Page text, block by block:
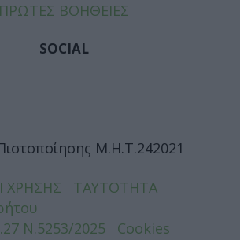
ΠΡΩΤΕΣ ΒΟΗΘΕΙΕΣ
SOCIAL
Μ.Η.Τ.242021
ΧΡΗΣΗΣ
ΤΑΥΤΟΤΗΤΑ
Ν.5253/2025
Cookies